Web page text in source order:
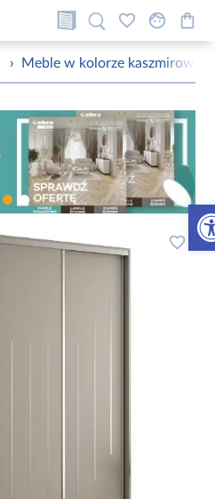
› Meble w kolorze kaszmirowym